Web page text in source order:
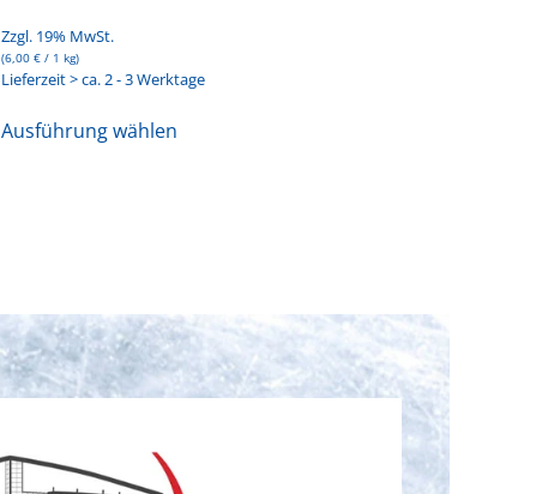
Zzgl. 19% MwSt.
(6,00€ / 1 kg)
Lieferzeit > ca. 2 - 3 Werktage
Ausführung wählen
Optionen
können
auf
gewählt